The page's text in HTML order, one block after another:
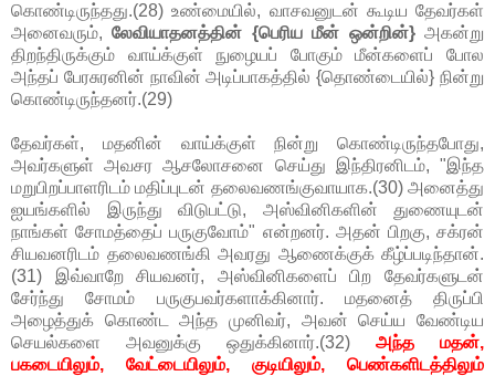
கொண்டிருந்தது.(28) உண்மையில், வாசவனுடன் கூடிய தேவர்கள்
அனைவரும்,லேவியாதனத்தின் {பெரிய மீன் ஒன்றின்}அகன்று
திறந்திருக்கும் வாய்க்குள் நுழையப் போகும் மீன்களைப் போல
அந்தப் பேரசுரனின் நாவின் அடிப்பாகத்தில் {தொண்டையில்} நின்று
கொண்டிருந்தனர்.(29)
தேவர்கள், மதனின் வாய்க்குள் நின்று கொண்டிருந்தபோது,
அவர்களுள் அவசர ஆசலோசனை செய்து இந்திரனிடம், "இந்த
மறுபிறப்பாளரிடம் மதிப்புடன் தலைவணங்குவாயாக.(30) அனைத்து
ஐயங்களில் இருந்து விடுபட்டு, அஸ்வினிகளின் துணையுடன்
நாங்கள் சோமத்தைப் பருகுவோம்" என்றனர். அதன் பிறகு, சக்ரன்
சியவனரிடம் தலைவணங்கி அவரது ஆணைக்குக் கீழ்ப்படிந்தான்.
(31) இவ்வாறே சியவனர், அஸ்வினிகளைப் பிற தேவர்களுடன்
சேர்ந்து சோமம் பருகுபவர்களாக்கினார். மதனைத் திருப்பி
அழைத்துக் கொண்ட அந்த முனிவர், அவன் செய்ய வேண்டிய
செயல்களை அவனுக்கு ஒதுக்கினார்.(32) அந்த மதன்,
பகடையிலும், வேட்டையிலும், குடியிலும், பெண்களிடத்திலும்